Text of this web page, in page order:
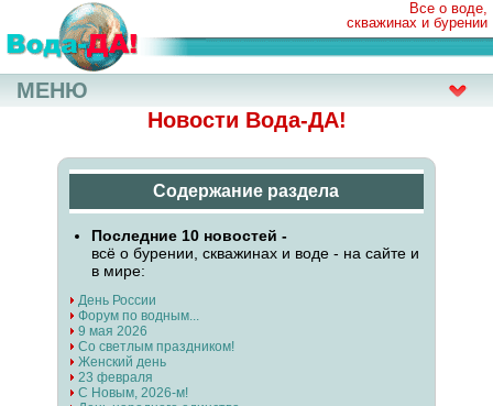
Все о воде,
скважинах и бурении
Новости Вода-ДА!
Содержание раздела
Последние 10 новостей -
всё о бурении, скважинах и воде - на сайте и
в мире:
День России
Форум по водным...
9 мая 2026
Со светлым праздником!
Женский день
23 февраля
С Новым, 2026-м!
МЕНЮ